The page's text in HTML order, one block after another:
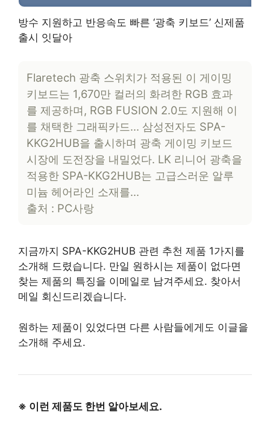
방수 지원하고 반응속도 빠른 ‘광축 키보드’ 신제품
출시 잇달아
Flaretech 광축 스위치가 적용된 이 게이밍
키보드는 1,670만 컬러의 화려한 RGB 효과
를 제공하며, RGB FUSION 2.0도 지원해 이
를 채택한 그래픽카드… 삼성전자도 SPA-
KKG2HUB을 출시하며 광축 게이밍 키보드
시장에 도전장을 내밀었다. LK 리니어 광축을
적용한 SPA-KKG2HUB는 고급스러운 알루
미늄 헤어라인 소재를…
출처 : PC사랑
지금까지 SPA-KKG2HUB 관련 추천 제품 1가지를
소개해 드렸습니다. 만일 원하시는 제품이 없다면
찾는 제품의 특징을 이메일로 남겨주세요. 찾아서
메일 회신드리겠습니다.
원하는 제품이 있었다면 다른 사람들에게도 이글을
소개해 주세요.
※ 이런 제품도 한번 알아보세요.